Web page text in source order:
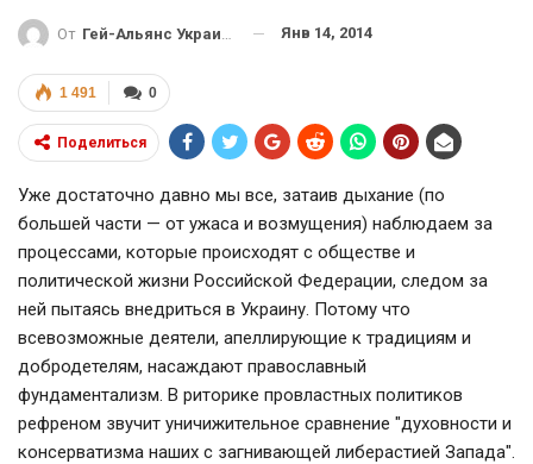
От Гей-Альянс Украина Янв 14, 2014
0
1 491
Поделиться
Уже достаточно давно мы все, затаив дыхание (по
большей части — от ужаса и возмущения) наблюдаем за
процессами, которые происходят с обществе и
политической жизни Российской Федерации, следом за
ней пытаясь внедриться в Украину. Потому что
всевозможные деятели, апеллирующие к традициям и
добродетелям, насаждают православный
фундаментализм. В риторике провластных политиков
рефреном звучит уничижительное сравнение "духовности и
консерватизма наших с загнивающей либерастией Запада".